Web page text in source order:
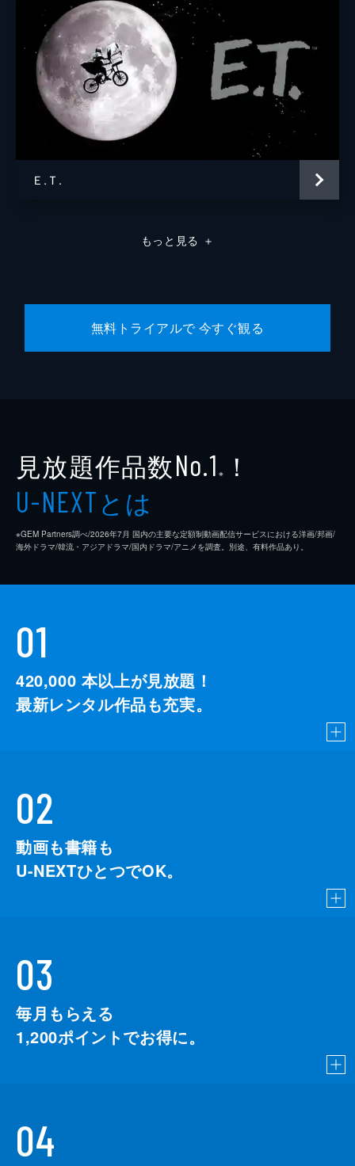
Ｅ.Ｔ.
もっと見る ＋
無料トライアルで 今すぐ観る
見放題作品数No.1 ※ ！
U-NEXTとは
※GEM Partners調べ/2026年7⽉ 国内の主要な定額制動画配信サービスにおける洋画/邦画/
海外ドラマ/韓流・アジアドラマ/国内ドラマ/アニメを調査。別途、有料作品あり。
01
420,000 本以上が見放題！
最新レンタル作品も充実。
02
動画も書籍も
U-NEXTひとつでOK。
03
毎月もらえる
1,200ポイントでお得に。
04